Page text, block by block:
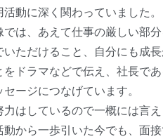
動に深く関わっていました。
は、あえて仕事の厳しい部
ただけること、自分にも成長
ドラマなどで伝え、社長で
ージにつなげています。
はしているので一概には言
から一歩引いた今でも、面接